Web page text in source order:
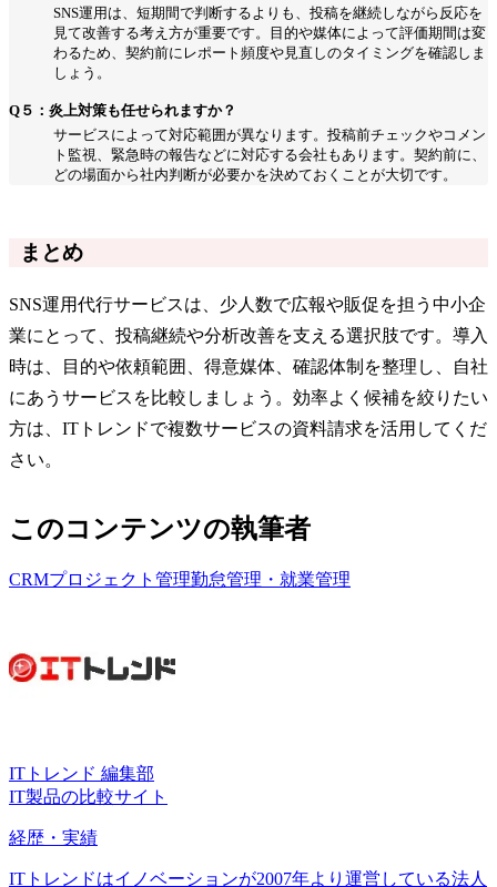
SNS運用は、短期間で判断するよりも、投稿を継続しながら反応を
見て改善する考え方が重要です。目的や媒体によって評価期間は変
わるため、契約前にレポート頻度や見直しのタイミングを確認しま
しょう。
Q５：炎上対策も任せられますか？
サービスによって対応範囲が異なります。投稿前チェックやコメン
ト監視、緊急時の報告などに対応する会社もあります。契約前に、
どの場面から社内判断が必要かを決めておくことが大切です。
まとめ
SNS運用代行サービスは、少人数で広報や販促を担う中小企
業にとって、投稿継続や分析改善を支える選択肢です。導入
時は、目的や依頼範囲、得意媒体、確認体制を整理し、自社
にあうサービスを比較しましょう。効率よく候補を絞りたい
方は、ITトレンドで複数サービスの資料請求を活用してくだ
さい。
このコンテンツの執筆者
CRMプロジェクト管理勤怠管理・就業管理
ITトレンド 編集部
IT製品の比較サイト
経歴・実績
ITトレンドはイノベーションが2007年より運営している法人